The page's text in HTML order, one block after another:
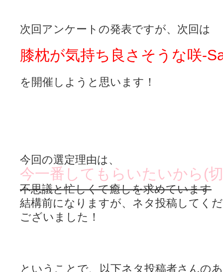
次回アンケートの発表ですが、次回は
膝枕が気持ち良さそうな咲-
を開催しようと思います！
今回の選定理由は、
今一番してもらいたいから(
不思議と忙しくて癒しを求めています
結構前になりますが、ネタ投稿してく
ございました！
ということで、以下ネタ投稿者さんの